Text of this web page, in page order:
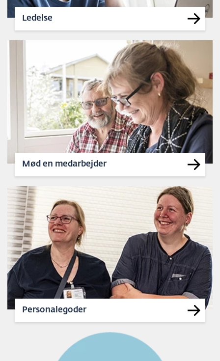
Ledelse
Mød en medarbejder
Personalegoder